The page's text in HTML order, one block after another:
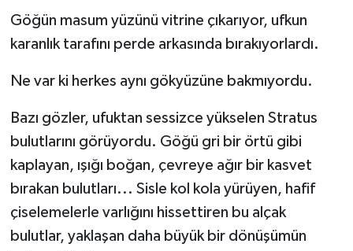
Göğün masum yüzünü vitrine çıkarıyor, ufkun
karanlık tarafını perde arkasında bırakıyorlardı.
Ne var ki herkes aynı gökyüzüne bakmıyordu.
Bazı gözler, ufuktan sessizce yükselen Stratus
bulutlarını görüyordu. Göğü gri bir örtü gibi
kaplayan, ışığı boğan, çevreye ağır bir kasvet
bırakan bulutları... Sisle kol kola yürüyen, hafif
çiselemelerle varlığını hissettiren bu alçak
bulutlar, yaklaşan daha büyük bir dönüşümün